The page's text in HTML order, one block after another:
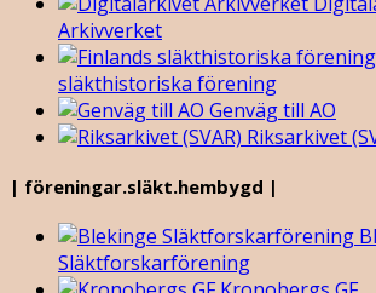
Arkivverket
släkthistoriska förening
Genväg till AO
Riksarkivet
| föreningar.släkt.hembygd |
Släktforskarförening